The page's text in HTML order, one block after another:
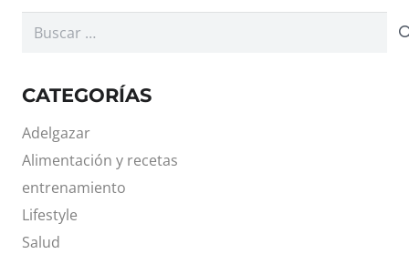
Buscar:
CATEGORÍAS
Adelgazar
Alimentación y recetas
entrenamiento
Lifestyle
Salud